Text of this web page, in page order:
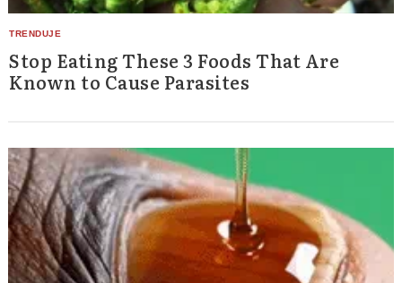
Stop Eating These 3 Foods That Are
Known to Cause Parasites